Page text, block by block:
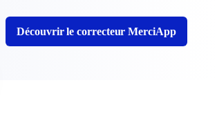
Découvrir le correcteur MerciApp